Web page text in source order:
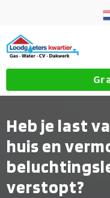
Heb je last
huis en
verstopt?